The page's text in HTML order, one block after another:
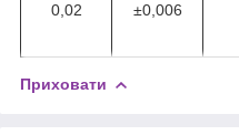
0,02 ±0,006
Приховати